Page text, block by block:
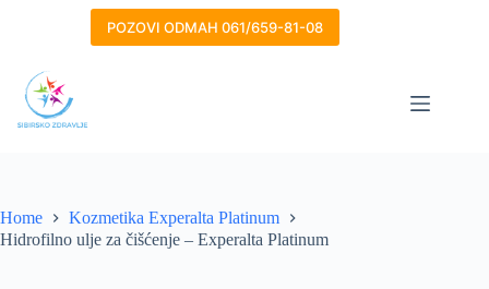
POZOVI ODMAH 061/659-81-08
Home
Kozmetika Experalta Platinum
Hidrofilno ulje za čišćenje – Experalta Platinum